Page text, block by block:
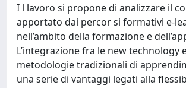
I l lavoro si propone di analizzare il
apportato dai percor si formativi e-
nell’ambito della formazione e
L’integrazione fra le new technology
metodologie tradizionali di
una serie di vantaggi legati alla